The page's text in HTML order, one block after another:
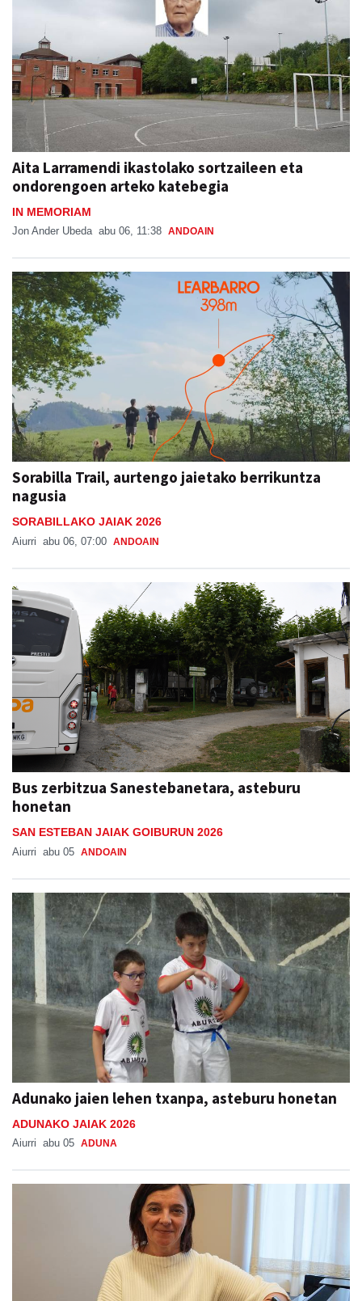
Aita Larramendi ikastolako sortzaileen eta
ondorengoen arteko katebegia
IN MEMORIAM
Jon Ander Ubeda abu 06, 11:38 ANDOAIN
Sorabilla Trail, aurtengo jaietako berrikuntza
nagusia
SORABILLAKO JAIAK 2026
Aiurri abu 06, 07:00 ANDOAIN
Bus zerbitzua Sanestebanetara, asteburu
honetan
SAN ESTEBAN JAIAK GOIBURUN 2026
Aiurri abu 05 ANDOAIN
Adunako jaien lehen txanpa, asteburu honetan
ADUNAKO JAIAK 2026
Aiurri abu 05 ADUNA